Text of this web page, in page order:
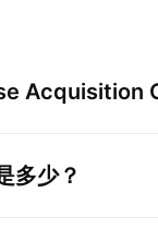
Acquisition
多少？